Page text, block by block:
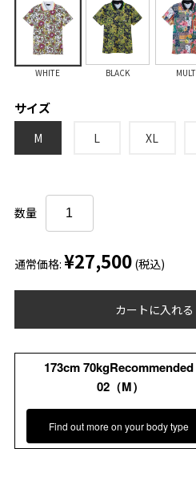
WHITE BLACK
サイズ
M L XL
数量
通常価格: ¥27,500 (税込)
カートに入れる
173cm 70kgRecommended
02（M）
Find out more on your body type